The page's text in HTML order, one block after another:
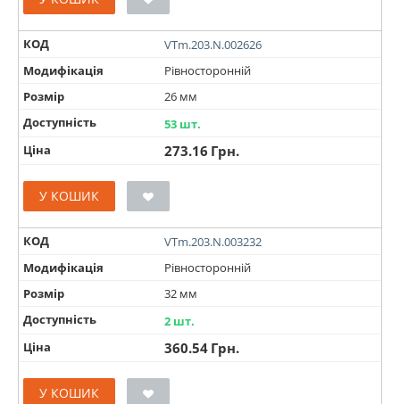
КОД
VTm.203.N.002626
Модифікація
Рівносторонній
Розмір
26 мм
Доступність
53 шт.
Ціна
273.16 Грн.
У КОШИК
КОД
VTm.203.N.003232
Модифікація
Рівносторонній
Розмір
32 мм
Доступність
2 шт.
Ціна
360.54 Грн.
У КОШИК